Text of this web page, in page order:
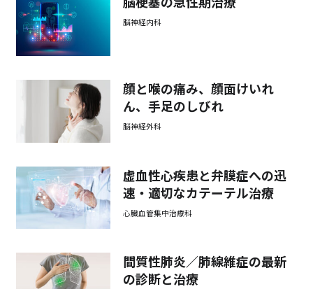
脳神経内科
顔と喉の痛み、顔面けいれ
ん、手足のしびれ
脳神経外科
虚血性心疾患と弁膜症への迅
速・適切なカテーテル治療
心臓血管集中治療科
間質性肺炎／肺線維症の最新
の診断と治療